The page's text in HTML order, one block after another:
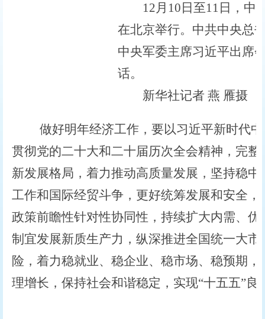
12月10日至11日，中
在北京举行。中共中央总
中央军委主席习近平出席
话。
新华社记者 燕 雁摄
做好明年经济工作，要以习近平新时代中
贯彻党的二十大和二十届历次全会精神，完
新发展格局，着力推动高质量发展，坚持稳
工作和国际经贸斗争，更好统筹发展和安全
政策前瞻性针对性协同性，持续扩大内需、
制宜发展新质生产力，纵深推进全国统一大
险，着力稳就业、稳企业、稳市场、稳预期
理增长，保持社会和谐稳定，实现“十五五”良